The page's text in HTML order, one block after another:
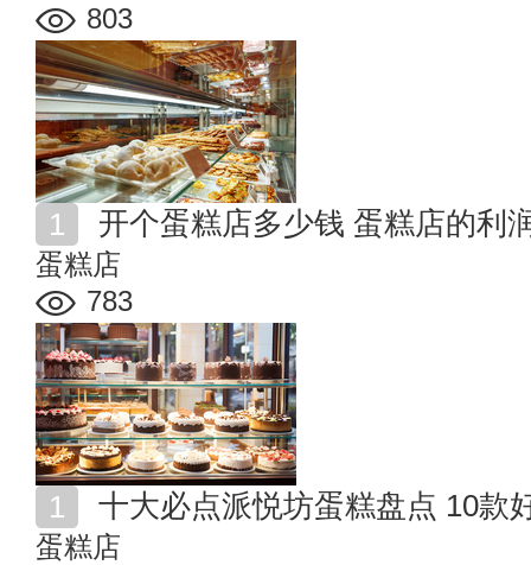
803
开个蛋糕店多少钱 蛋糕店的利
蛋糕店
783
十大必点派悦坊蛋糕盘点 10款
蛋糕店